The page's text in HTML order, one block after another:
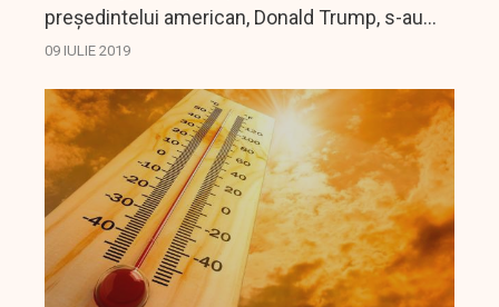
președintelui american, Donald Trump, s-au
aflat aproape constant în vizorul cronicilor de
Casa...
09 IULIE 2019